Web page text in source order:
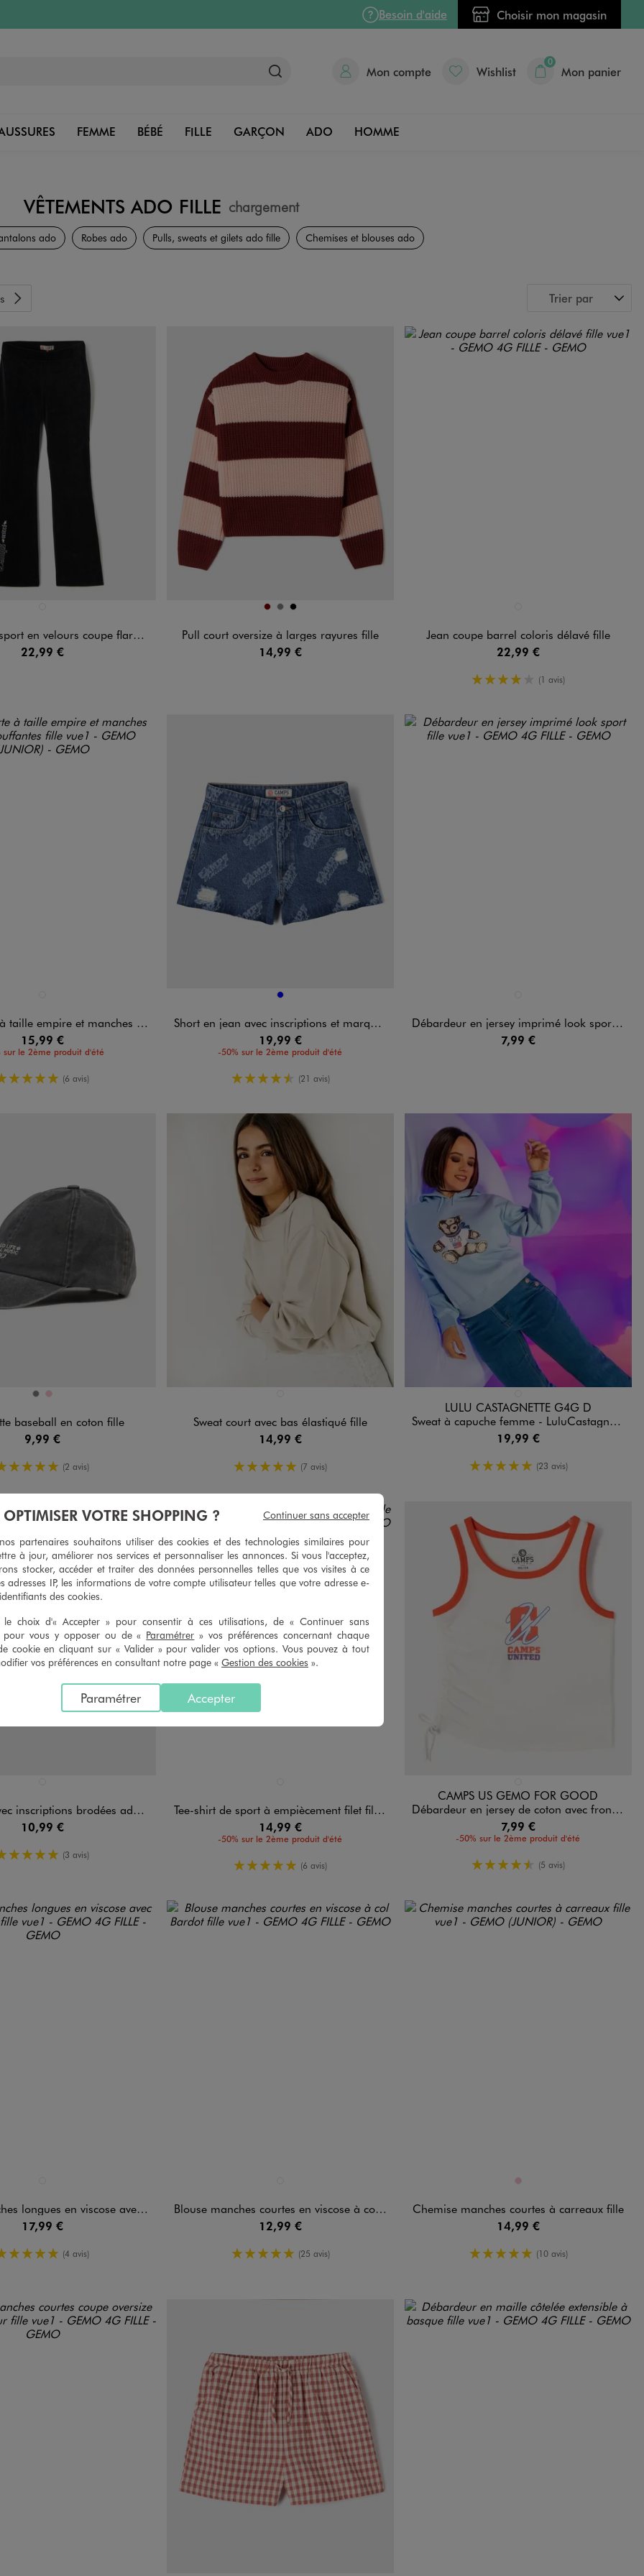
Besoin d'aide Choisir mon magasin
Mon compte Wishlist
0
Mon panier
FEMME BÉBÉ FILLE GARÇON ADO HOMME
VÊTEMENTS ADO FILLE chargement
Collection Ado Fille
ado Robes ado Pulls, sweats et gilets ado fille Chemises et blouses ado
Trier par
velours coupe flare fille - Camps United
22,99 €
Disponible en 3 coloris
BORDEAUX
GRISNOIR
Pull court oversize à larges rayures fille
14,99 €
Jean coupe barrel coloris délavé fille
22,99 €
4/5 de moyenne
(1 avis)
et manches courtes bouffantes fille
15,99 €
sur le 2ème produit d'été
5/5 de moyenne
(6 avis)
Disponible en 1 colorisBLEU
Short en jean avec inscriptions et marques d’usure fille - Camps United
19,99 €
-50% sur le 2ème produit d'été
4.5/5 de moyenne
(21 avis)
Débardeur en jersey imprimé look sport fille
7,99 €
2 coloris
GRISROSE
baseball en coton fille
9,99 €
5/5 de moyenne
(2 avis)
Sweat court avec bas élastiqué fille
14,99 €
5/5 de moyenne
(7 avis)
LULU CASTAGNETTE G4G D
Sweat à capuche femme - LuluCastagnette X Alizée
19,99 €
5/5 de moyenne
(23 avis)
brodées ados - Camps United
10,99 €
5/5 de moyenne
(3 avis)
Tee-shirt de sport à empiècement filet fille - Camps United
14,99 €
-50% sur le 2ème produit d'été
5/5 de moyenne
(6 avis)
CAMPS US GEMO FOR GOOD
Débardeur en jersey de coton avec fronce ajustable sur le côté fille - Camps United
7,99 €
-50% sur le 2ème produit d'été
4.5/5 de moyenne
(5 avis)
en viscose avec bas volanté fille
17,99 €
5/5 de moyenne
(4 avis)
Blouse manches courtes en viscose à col Bardot fille
12,99 €
5/5 de moyenne
(25 avis)
Disponible en 1 colorisROSE
Chemise manches courtes à carreaux fille
14,99 €
5/5 de moyenne
(10 avis)
OPTIMISER VOTRE SHOPPING ?
partenaires souhaitons utiliser des cookies et des technologies similaires pour
à jour, améliorer nos services et personnaliser les annonces. Si vous l'acceptez,
stocker, accéder et traiter des données personnelles telles que vos visites à ce
adresses IP, les informations de votre compte utilisateur telles que votre adresse e-
des cookies.
le choix d'« Accepter » pour consentir à ces utilisations, de « Continuer sans
pour vous y opposer ou de « Paramétrer » vos préférences concernant chaque
cookie en cliquant sur « Valider » pour valider vos options. Vous pouvez à tout
vos préférences en consultant notre page « Gestion des cookies ».
Accepter
Paramétrer
Continuer sans accepter